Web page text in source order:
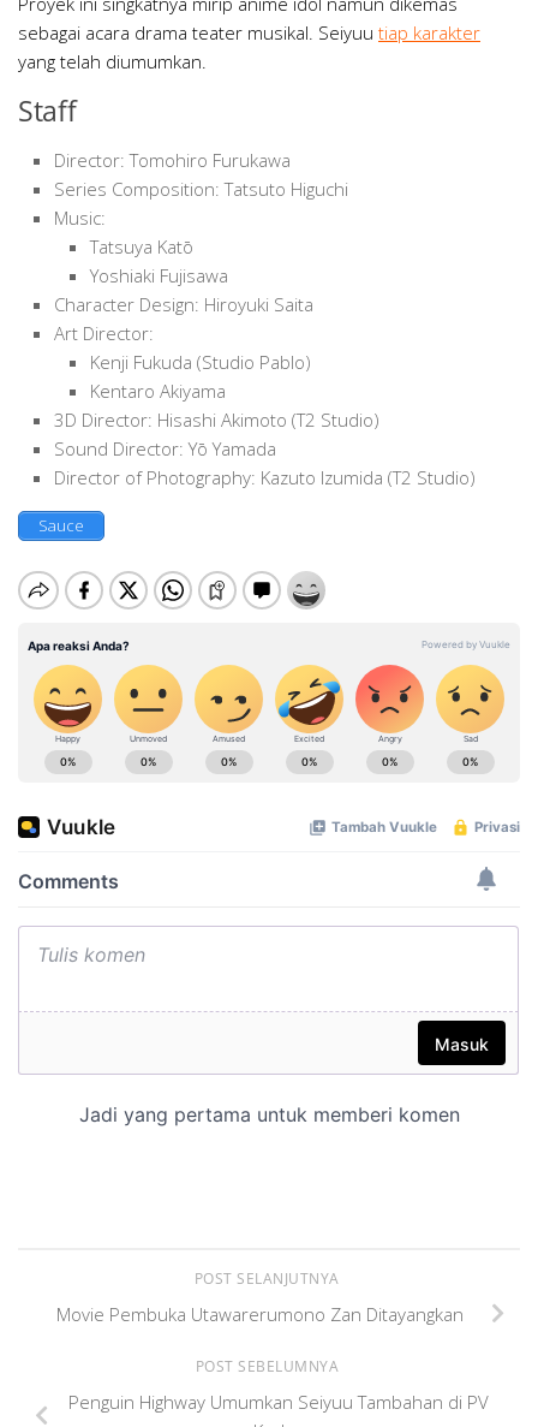
sebagai acara drama teater musikal. Seiyuu tiap karakter
yang telah diumumkan.
Staff
Director: Tomohiro Furukawa
Series Composition: Tatsuto Higuchi
Music:
Tatsuya Katō
Yoshiaki Fujisawa
Character Design: Hiroyuki Saita
Art Director:
Kenji Fukuda (Studio Pablo)
Kentaro Akiyama
3D Director: Hisashi Akimoto (T2 Studio)
Sound Director: Yō Yamada
Director of Photography: Kazuto Izumida (T2 Studio)
Sauce
POST SELANJUTNYA
Movie Pembuka Utawarerumono Zan Ditayangkan
POST SEBELUMNYA
Penguin Highway Umumkan Seiyuu Tambahan di PV